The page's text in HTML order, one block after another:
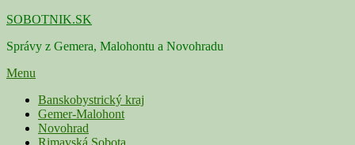
Skip
content
SOBOTNIK.SK
Správy z Gemera, Malohontu a Novohradu
Menu
Primárne
menu
Banskobystrický kraj
Gemer-Malohont
Novohrad
Rimavská Sobota